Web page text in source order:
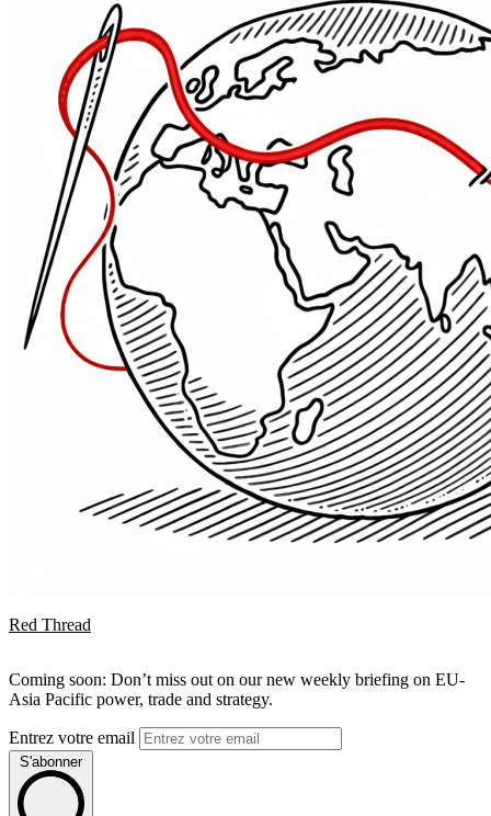
Red Thread
Coming soon: Don’t miss out on our new weekly briefing on EU-
Asia Pacific power, trade and strategy.
Entrez votre email
S'abonner